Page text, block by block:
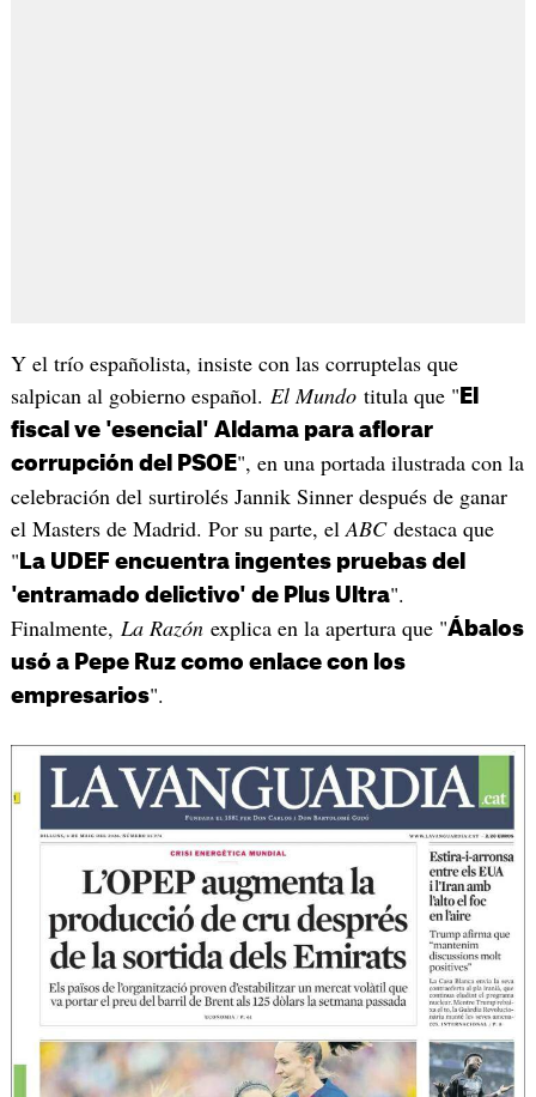
Y el trío españolista, insiste con las corruptelas que
salpican al gobierno español. El Mundo titula que " El
fiscal ve 'esencial' Aldama para aflorar
corrupción del PSOE", en una portada ilustrada con la
celebración del surtirolés Jannik Sinner después de ganar
el Masters de Madrid. Por su parte, elABCdestaca que
" La UDEF encuentra ingentes pruebas del
'entramado delictivo' de Plus Ultra".
Finalmente, La Razón explica en la apertura que "Ábalos
usó a Pepe Ruz como enlace con los
empresarios".